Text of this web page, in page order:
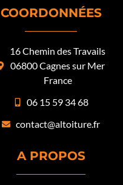
COORDONNÉES
16 Chemin des Travails
06800 Cagnes sur Mer
France
06 15 59 34 68
contact@altoiture.fr
A PROPOS